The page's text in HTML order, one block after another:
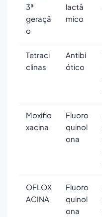
3ª
geraçã
o
lactâ
mico
Tetraci
clinas
Antibi
ótico
Moxiflo
xacina
Fluoro
quinol
ona
OFLOX
ACINA
Fluoro
quinol
ona